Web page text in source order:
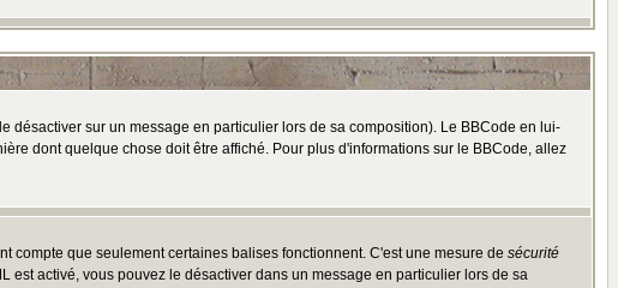
sur un message en particulier lors de sa composition). Le BBCode en lui-
dont quelque chose doit être affiché. Pour plus d'informations sur le BBCode, allez
compte que seulement certaines balises fonctionnent. C'est une mesure de sécurité
activé, vous pouvez le désactiver dans un message en particulier lors de sa